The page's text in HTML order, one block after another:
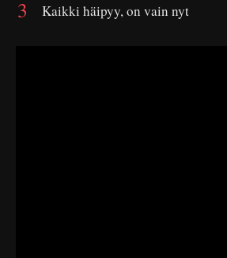
Kaikki häipyy, on vain nyt